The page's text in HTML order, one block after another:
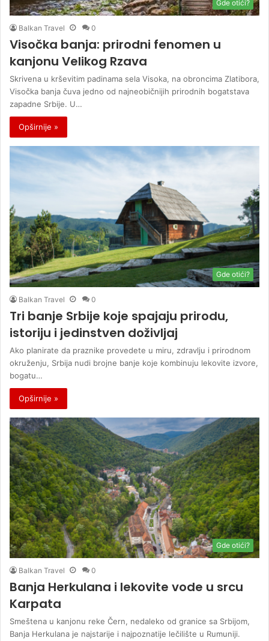
Gde otići?
Balkan Travel 0
Visočka banja: prirodni fenomen u
kanjonu Velikog Rzava
Skrivena u krševitim padinama sela Visoka, na obroncima Zlatibora,
Visočka banja čuva jedno od najneobičnijih prirodnih bogatstava
zapadne Srbije. U…
Opširnije »
Gde otići?
Balkan Travel 0
Tri banje Srbije koje spajaju prirodu,
istoriju i jedinstven doživljaj
Ako planirate da praznike provedete u miru, zdravlju i prirodnom
okruženju, Srbija nudi brojne banje koje kombinuju lekovite izvore,
bogatu…
Opširnije »
Gde otići?
Balkan Travel 0
Banja Herkulana i lekovite vode u srcu
Karpata
Smeštena u kanjonu reke Čern, nedaleko od granice sa Srbijom,
Banja Herkulana je najstarije i najpoznatije lečilište u Rumuniji.